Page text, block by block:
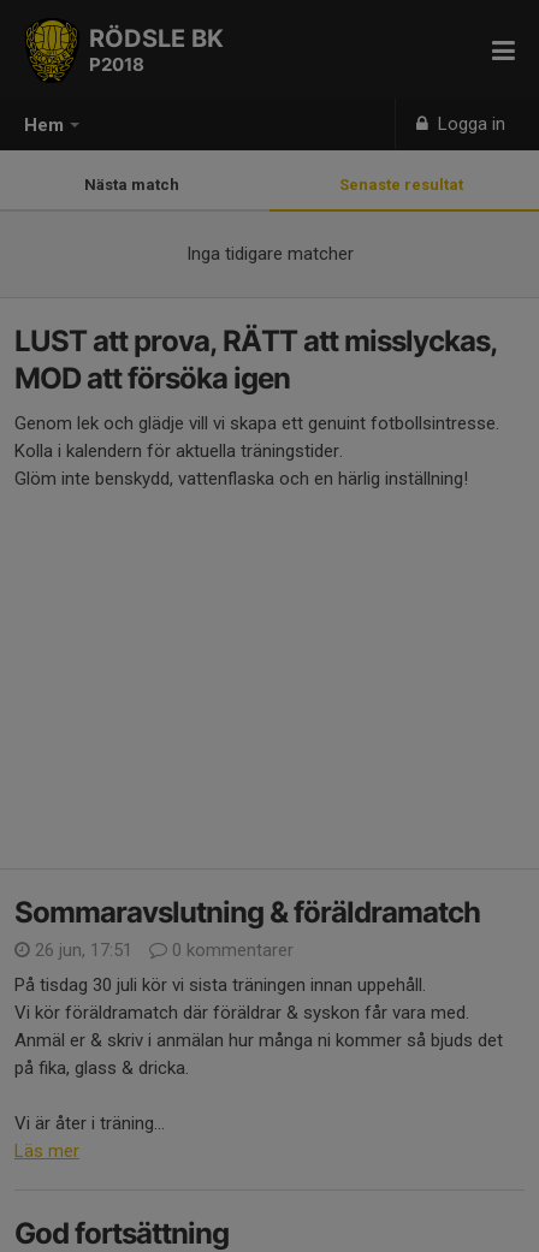
Hem Logga in
RÖDSLE BK
P2018
Nästa match Senaste resultat
Inga tidigare matcher
LUST att prova, RÄTT att misslyckas,
MOD att försöka igen
Genom lek och glädje vill vi skapa ett genuint fotbollsintresse.
Kolla i kalendern för aktuella träningstider.
Glöm inte benskydd, vattenflaska och en härlig inställning!
Sommaravslutning & föräldramatch
26 jun, 17:51
0 kommentarer
På tisdag 30 juli kör vi sista träningen innan uppehåll.
Vi kör föräldramatch där föräldrar & syskon får vara med.
Anmäl er & skriv i anmälan hur många ni kommer så bjuds det
på fika, glass & dricka.
Vi är åter i träning...
Läs mer
God fortsättning